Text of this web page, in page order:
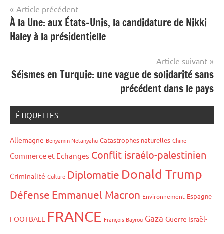
Navigation
de
l’article
Article précédent
À la Une: aux États-Unis, la candidature de Nikki
Haley à la présidentielle
Article suivant
Séismes en Turquie: une vague de solidarité sans
précédent dans le pays
ÉTIQUETTES
Allemagne Benyamin Netanyahu Catastrophes naturelles Chine
Commerce et Echanges Conflit israélo-palestinien
Criminalité Culture Diplomatie Donald Trump
Défense Emmanuel Macron Environnement Espagne
FOOTBALL FRANCE François Bayrou Gaza Guerre Israël-